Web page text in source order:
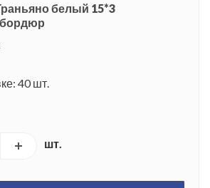
белый 15*3
бордюр
40 шт.
шт.